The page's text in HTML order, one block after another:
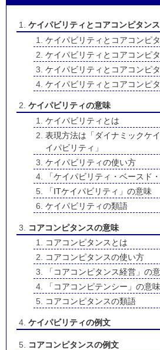
ケイパビリティとコアコンピタン
ケイパビリティとコアコンピ
ケイパビリティとコアコンピ
ケイパビリティとコアコンピ
ケイパビリティとコアコンピ
ケイパビリティの意味
ケイパビリティとは
表現方法は「ダイナミックケ
イパビリティ」
ケイパビリティの使い方
「ケイパビリティ・ベースド
「ITケイパビリティ」の意味
ケイパビリティの類語
コアコンピタンスの意味
コアコンピタンスとは
コアコンピタンスの使い方
「コアコンピタンス経営」の
「コアコンピテンシー」の意味
コアコンピタンスの類語
ケイパビリティの例文
コアコンピタンスの例文